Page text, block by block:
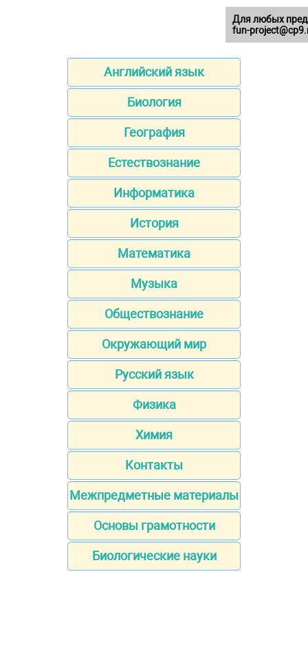
Английский язык
Биология
География
Естествознание
Информатика
История
Математика
Музыка
Обществознание
Окружающий мир
Русский язык
Физика
Химия
Контакты
Межпредметные материалы
Основы грамотности
Биологические науки
Для любых
fun-